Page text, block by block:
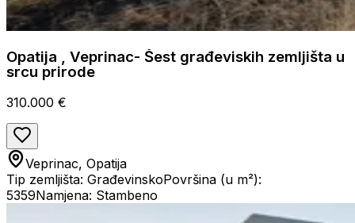
Opatija , Veprinac- Šest građeviskih zemljišta u
srcu prirode
310.000 €
Veprinac, Opatija
Tip zemljišta: GrađevinskoPovršina (u m²):
5359Namjena: Stambeno